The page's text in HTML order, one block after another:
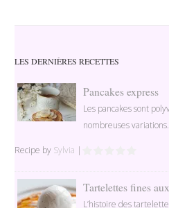
LES DERNIÈRES RECETTES
Pancakes express
Les pancakes sont
nombreuses
Recipe by Sylvia |
Tartelettes fines
L’histoire des